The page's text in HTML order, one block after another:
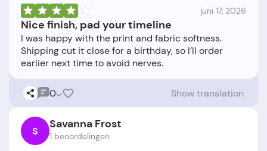
juni 17, 2026
Nice finish, pad your timeline
I was happy with the print and fabric softness.
Shipping cut it close for a birthday, so I’ll order
0 Show translation
S Savanna Frost
1 beoordelingen